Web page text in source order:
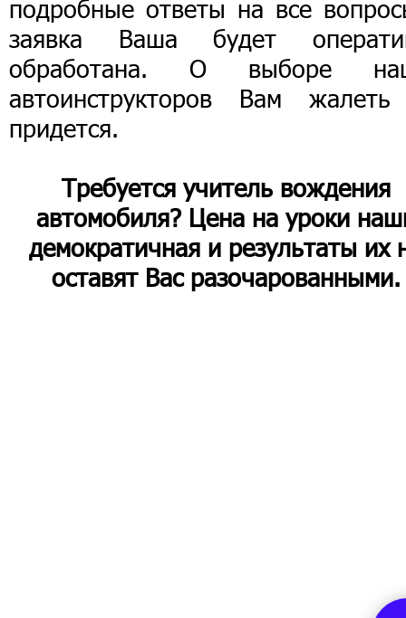
подробные ответы на все
заявка Ваша будет
обработана. О выборе
автоинструкторов Вам
придется.
Требуется учитель вождения
автомобиля? Цена на уроки
демократичная и результаты их
оставят Вас разочарованными.